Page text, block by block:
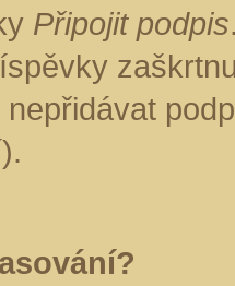
Připojit podpis
nepřidávat